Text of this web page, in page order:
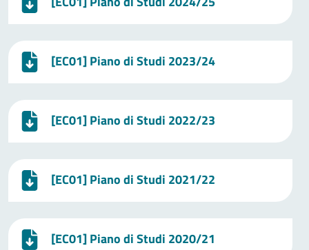
[EC01] Piano di Studi 2023/24
[EC01] Piano di Studi 2022/23
[EC01] Piano di Studi 2021/22
[EC01] Piano di Studi 2020/21